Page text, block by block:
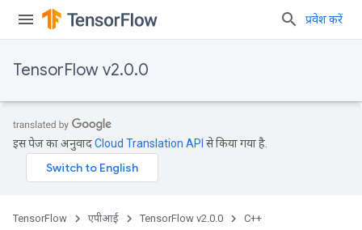
प्रवेश करें
TensorFlow v2.0.0
इस पेज का अनुवादCloud Translation API से किया गया है.
TensorFlow एपीआई TensorFlow v2.0.0 C++